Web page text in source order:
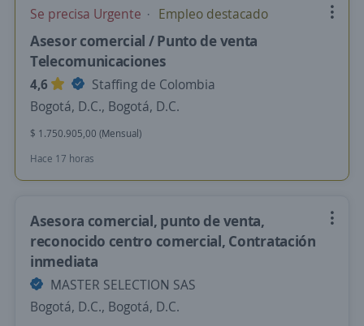
Se precisa Urgente Empleo destacado
Asesor comercial / Punto de venta
Telecomunicaciones
4,6
Staffing de Colombia
Bogotá, D.C., Bogotá, D.C.
$ 1.750.905,00 (Mensual)
Hace 17 horas
Asesora comercial, punto de venta,
reconocido centro comercial, Contratación
inmediata
MASTER SELECTION SAS
Bogotá, D.C., Bogotá, D.C.